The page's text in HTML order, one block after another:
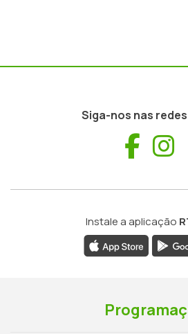
Siga-nos nas
Instale a aplicação